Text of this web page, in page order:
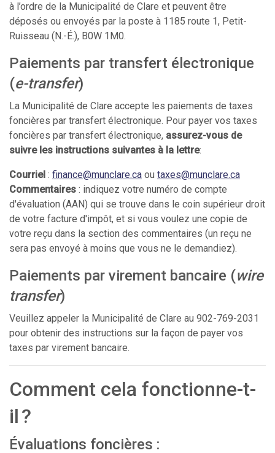
à l’ordre de la Municipalité de Clare et peuvent être
déposés ou envoyés par la poste à 1185 route 1, Petit-
Ruisseau (N.-É.), B0W 1M0.
Paiements par transfert électronique
(e-transfer)
La Municipalité de Clare accepte les paiements de taxes
foncières par transfert électronique. Pour payer vos taxes
foncières par transfert électronique, assurez-vous de
suivre les instructions suivantes à la lettre:
Courriel : finance@munclare.ca ou taxes@munclare.ca
Commentaires : indiquez votre numéro de compte
d'évaluation (AAN) qui se trouve dans le coin supérieur droit
de votre facture d'impôt, et si vous voulez une copie de
votre reçu dans la section des commentaires (un reçu ne
sera pas envoyé à moins que vous ne le demandiez).
Paiements par virement bancaire (wire
transfer)
Veuillez appeler la Municipalité de Clare au 902-769-2031
pour obtenir des instructions sur la façon de payer vos
taxes par virement bancaire.
Comment cela fonctionne-t-
il ?
Évaluations foncières :